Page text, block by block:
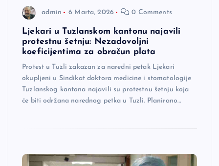
admin 6 Marta, 2026 0 Comments
Ljekari u Tuzlanskom kantonu najavili
protestnu šetnju: Nezadovoljni
koeficijentima za obračun plata
Protest u Tuzli zakazan za naredni petak Ljekari
okupljeni u Sindikat doktora medicine i stomatologije
Tuzlanskog kantona najavili su protestnu šetnju koja
će biti održana narednog petka u Tuzli. Planirano…